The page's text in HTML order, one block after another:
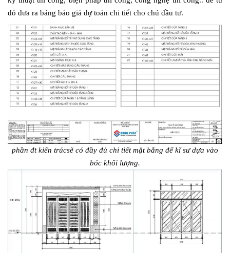
đó đưa ra bảng báo giá dự toán chi tiết cho chủ đầu tư.
phần đt kiến trúcsẽ có đầy đủ chi tiết mặt bằng để kĩ sư dựa vào
bóc khối lượng.